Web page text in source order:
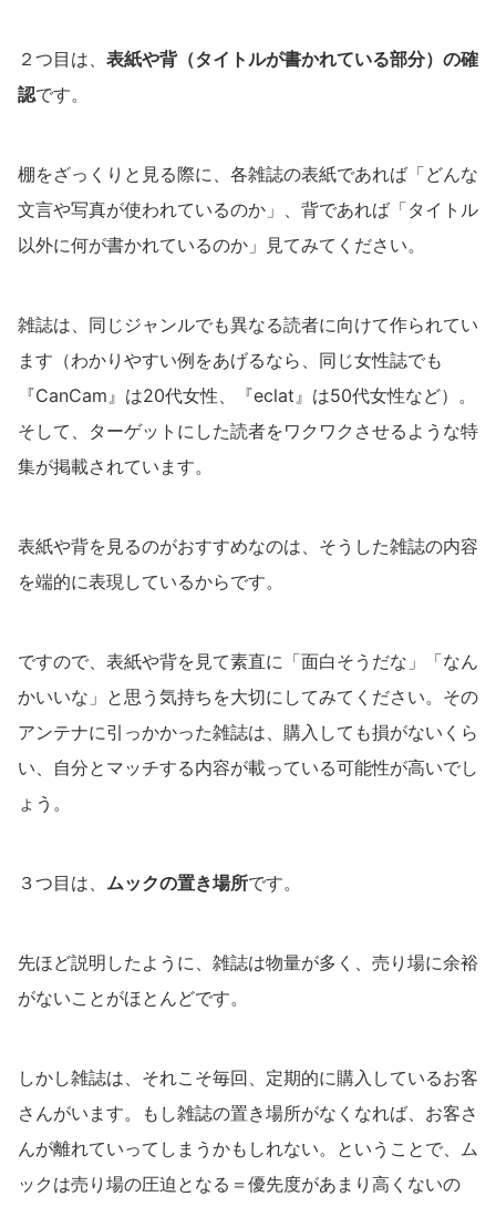
２つ目は、 表紙や背（タイトルが書かれている部分）の確
認です。
棚をざっくりと見る際に、各雑誌の表紙であれば「どんな
文言や写真が使われているのか」、背であれば「タイトル
以外に何が書かれているのか」見てみてください。
雑誌は、同じジャンルでも異なる読者に向けて作られてい
ます（わかりやすい例をあげるなら、同じ女性誌でも
『CanCam』は20代女性、『eclat』は50代女性など）。
そして、ターゲットにした読者をワクワクさせるような特
集が掲載されています。
表紙や背を見るのがおすすめなのは、そうした雑誌の内容
を端的に表現しているからです。
ですので、表紙や背を見て素直に「面白そうだな」「なん
かいいな」と思う気持ちを大切にしてみてください。その
アンテナに引っかかった雑誌は、購入しても損がないくら
い、自分とマッチする内容が載っている可能性が高いでし
ょう。
３つ目は、 ムックの置き場所です。
先ほど説明したように、雑誌は物量が多く、売り場に余裕
がないことがほとんどです。
しかし雑誌は、それこそ毎回、定期的に購入しているお客
さんがいます。もし雑誌の置き場所がなくなれば、お客さ
んが離れていってしまうかもしれない。ということで、ム
ックは売り場の圧迫となる＝優先度があまり高くないの